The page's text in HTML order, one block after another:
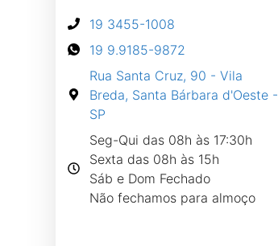
19 3455-1008
19 9.9185-9872
Rua Santa Cruz, 90 - Vila
Breda, Santa Bárbara d'Oeste -
SP
Seg-Qui das 08h às 17:30h
Sexta das 08h às 15h
Sáb e Dom Fechado
Não fechamos para almoço